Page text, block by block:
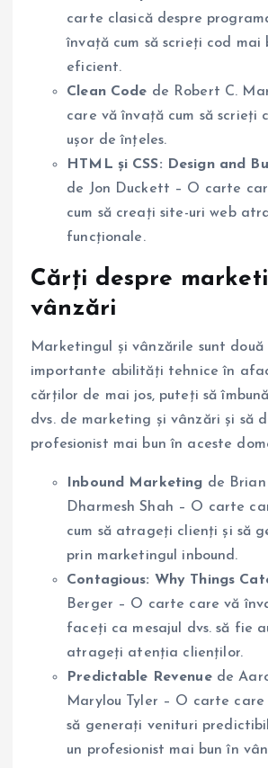
carte clasică despre
învață cum să scrieți cod mai
eficient.
Clean Code de Robert C.
care vă învață cum să scrieți
ușor de înțeles.
HTML și CSS: Design and
de Jon Duckett – O carte
cum să creați site-uri web
funcționale.
Cărți despre
vânzări
Marketingul și vânzările sunt
importante abilități tehnice în
cărților de mai jos, puteți să
dvs. de marketing și vânzări și să
profesionist mai bun în aceste
Inbound Marketing de
Dharmesh Shah – O carte
cum să atrageți clienți și să
prin marketingul inbound.
Contagious: Why Things
Berger – O carte care vă
faceți ca mesajul dvs. să fie
atrageți atenția clienților.
Predictable Revenuede
Marylou Tyler – O carte care
să generați venituri
un profesionist mai bun în